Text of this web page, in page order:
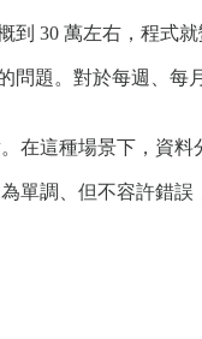
到 30 萬左右，程式
問題。對於每週、每
在這種場景下，資
單調、但不容許錯